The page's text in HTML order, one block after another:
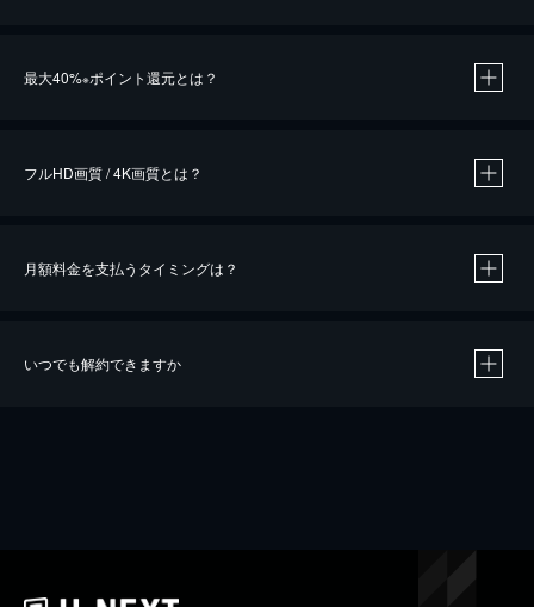
最大40%※ポイント還元とは？
※40％ポイント還元の対象は、クレジットカード決済による作品の購入 / レンタルです。
iOSアプリのUコイン決済による作品の購入 / レンタルは、20％のポイント還元です。
フルHD画質 / 4K画質とは？
月額料金を支払うタイミングは？
いつでも解約できますか